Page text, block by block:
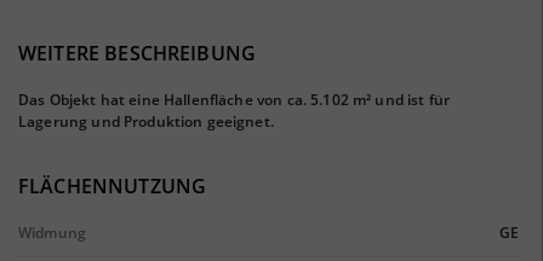
WEITERE BESCHREIBUNG
Das Objekt hat eine Hallenfläche von ca. 5.102 m² und ist für
Lagerung und Produktion geeignet.
FLÄCHENNUTZUNG
Widmung GE